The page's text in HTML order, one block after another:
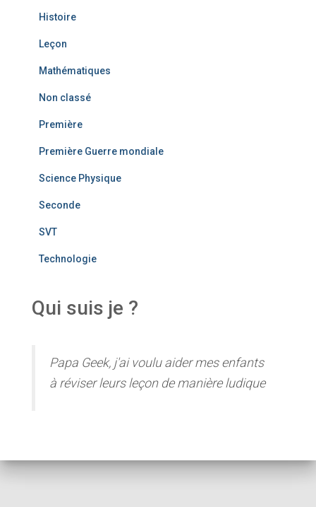
Histoire
Leçon
Mathématiques
Non classé
Première
Première Guerre mondiale
Science Physique
Seconde
SVT
Technologie
Qui suis je ?
Papa Geek, j'ai voulu aider mes enfants
à réviser leurs leçon de manière ludique